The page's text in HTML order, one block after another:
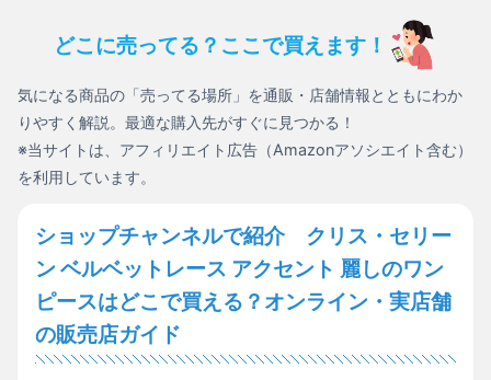
どこに売ってる？ここで買えます！
気になる商品の「売ってる場所」を通販・店舗情報とともにわか
りやすく解説。最適な購入先がすぐに見つかる！
※当サイトは、アフィリエイト広告（Amazonアソシエイト含む）
を利用しています。
ショップチャンネルで紹介 クリス・セリー
ン ベルベットレース アクセント 麗しのワン
ピースはどこで買える？オンライン・実店舗
の販売店ガイド